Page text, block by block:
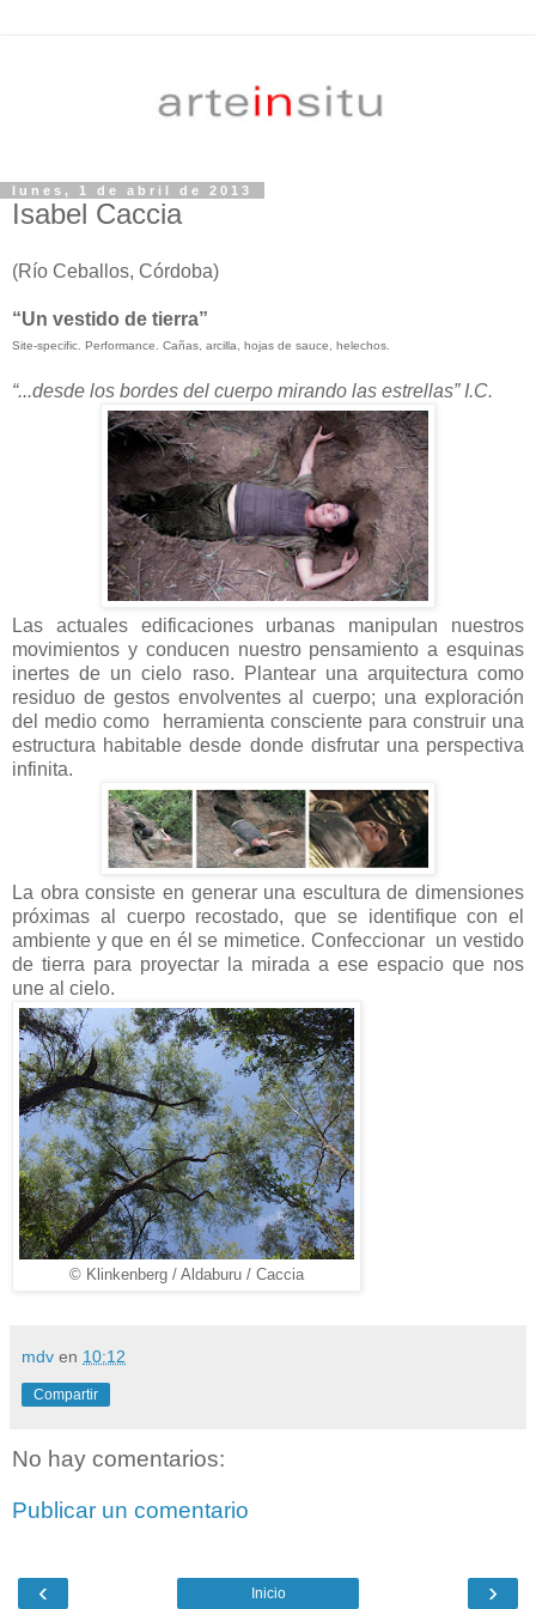
lunes, 1 de abril de 2013
Isabel Caccia
(Río Ceballos, Córdoba)
“Un vestido de tierra”
Site-specific. Performance. Cañas, arcilla, hojas de sauce, helechos.
“...desde los bordes del cuerpo mirando las estrellas” I.C.
Las actuales edificaciones urbanas manipulan nuestros
movimientos y conducen nuestro pensamiento a esquinas
inertes de un cielo raso. Plantear una arquitectura como
residuo de gestos envolventes al cuerpo; una exploración
del medio como herramienta consciente para construir una
estructura habitable desde donde disfrutar una perspectiva
infinita.
La obra consiste en generar una escultura de dimensiones
próximas al cuerpo recostado, que se identifique con el
ambiente y que en él se mimetice. Confeccionar un vestido
de tierra para proyectar la mirada a ese espacio que nos
une al cielo.
© Klinkenberg / Aldaburu / Caccia
mdv en 10:12
Compartir
No hay comentarios:
Publicar un comentario
‹ ›
Inicio